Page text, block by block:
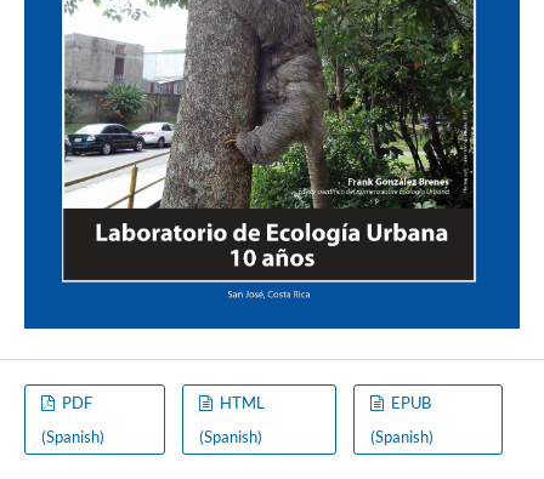
PDF
(Spanish)
HTML
(Spanish)
EPUB
(Spanish)